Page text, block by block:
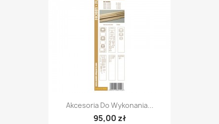
Akcesoria Do Wykonania...
95,00 zł